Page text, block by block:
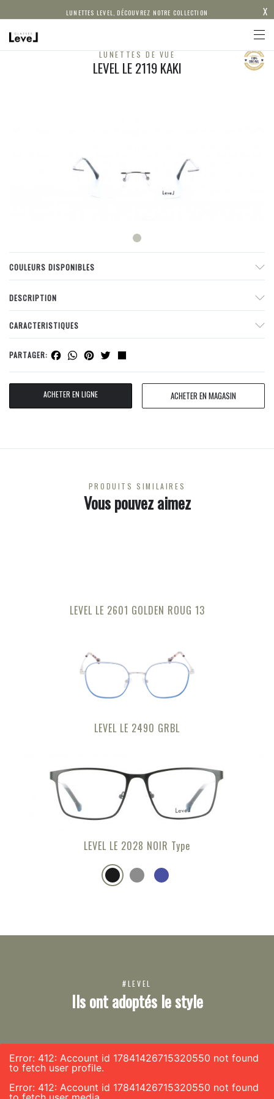
LUNETTES LEVEL, DÉCOUVREZ NOTRE COLLECTION X
LUNETTES DE VUE
LEVEL LE 2119 KAKI
COULEURS DISPONIBLES
DESCRIPTION
CARACTERISTIQUES
PARTAGER: Facebook
WhatsApp
Pinterest
Twitter
ACHETER EN LIGNE ACHETER EN MAGASIN
PRODUITS SIMILAIRES
Vous pouvez aimez
LEVEL LE 2601 GOLDEN ROUG 13
LEVEL LE 2490 GRBL
LEVEL LE 2028 NOIR Type
#LEVEL
Ils ont adoptés le style
Error: 412: Account id 17841426715320550 not found
to fetch user profile.
Error: 412: Account id 17841426715320550 not found